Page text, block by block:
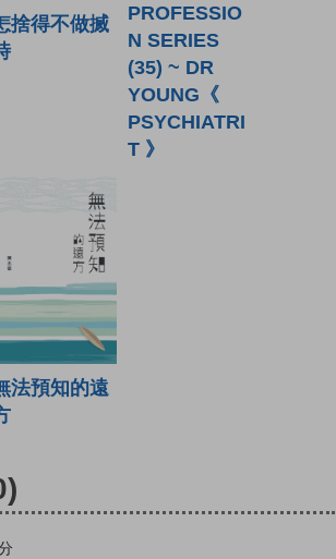
捨得不做搣
PROFESSIO
N SERIES
(35) ~ DR
YOUNG《
PSYCHIATRI
T 》
法預知的遠